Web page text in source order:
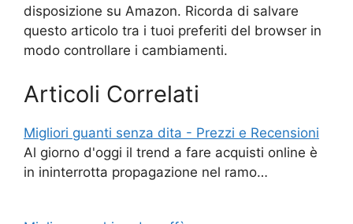
disposizione su Amazon. Ricorda di salvare
questo articolo tra i tuoi preferiti del browser in
modo controllare i cambiamenti.
Articoli Correlati
Migliori guanti senza dita - Prezzi e Recensioni
Al giorno d'oggi il trend a fare acquisti online è
in ininterrotta propagazione nel ramo…